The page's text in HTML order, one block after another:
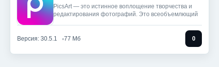
PicsArt — это истинное воплощение творчества и
редактирования фотографий. Это всеобъемлющий
Версия: 30.5.1 77 Мб 0